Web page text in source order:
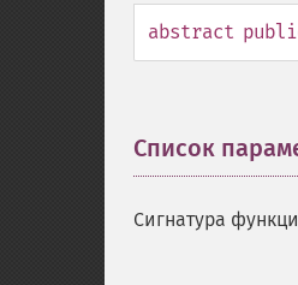
abstract
Список
Сигнатура